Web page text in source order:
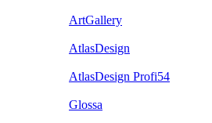
ArtGallery
AtlasDesign
AtlasDesign Profi54
Glossa